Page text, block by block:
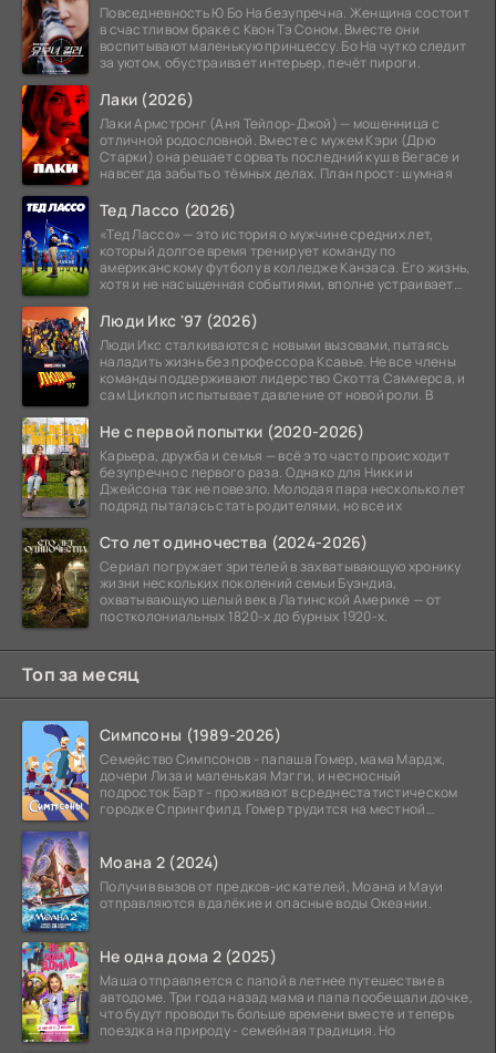
Повседневность Ю Бо На безупречна. Женщина состоит
в счастливом браке с Квон Тэ Соном. Вместе они
воспитывают маленькую принцессу. Бо На чутко следит
за уютом, обустраивает интерьер, печёт пироги.
Лаки (2026)
Лаки Армстронг (Аня Тейлор-Джой) — мошенница с
отличной родословной. Вместе с мужем Кэри (Дрю
Старки) она решает сорвать последний куш в Вегасе и
навсегда забыть о тёмных делах. План прост: шумная
Тед Лассо (2026)
«Тед Лассо» — это история о мужчине средних лет,
который долгое время тренирует команду по
американскому футболу в колледже Канзаса. Его жизнь,
хотя и не насыщенная событиями, вполне устраивает
Люди Икс '97 (2026)
Люди Икс сталкиваются с новыми вызовами, пытаясь
наладить жизнь без профессора Ксавье. Не все члены
команды поддерживают лидерство Скотта Саммерса, и
сам Циклоп испытывает давление от новой роли. В
Не с первой попытки (2020-2026)
Карьера, дружба и семья — всё это часто происходит
безупречно с первого раза. Однако для Никки и
Джейсона так не повезло. Молодая пара несколько лет
подряд пыталась стать родителями, но все их
Сто лет одиночества (2024-2026)
Сериал погружает зрителей в захватывающую хронику
жизни нескольких поколений семьи Буэндиа,
охватывающую целый век в Латинской Америке — от
постколониальных 1820-х до бурных 1920-х.
Топ за месяц
Симпсоны (1989-2026)
Семейство Симпсонов - папаша Гомер, мама Мардж,
дочери Лиза и маленькая Мэгги, и несносный
подросток Барт - проживают в среднестатистическом
городке Спрингфилд. Гомер трудится на местной
Моана 2 (2024)
Получив вызов от предков-искателей, Моана и Мауи
отправляются в далёкие и опасные воды Океании.
Не одна дома 2 (2025)
Маша отправляется с папой в летнее путешествие в
автодоме. Три года назад мама и папа пообещали дочке,
что будут проводить больше времени вместе и теперь
поездка на природу - семейная традиция. Но